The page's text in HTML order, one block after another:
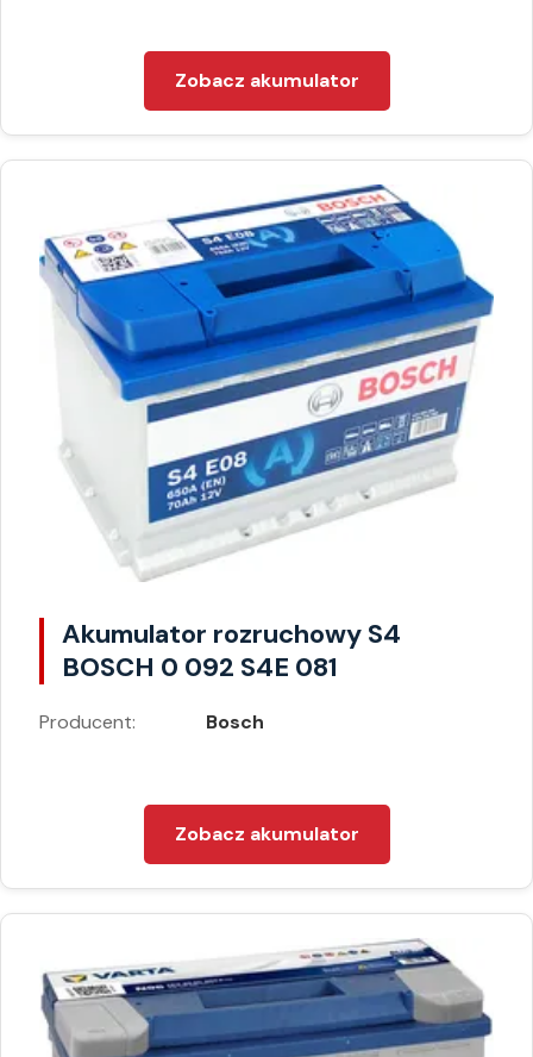
Zobacz akumulator
Akumulator rozruchowy S4
BOSCH 0 092 S4E 081
Producent: Bosch
Zobacz akumulator